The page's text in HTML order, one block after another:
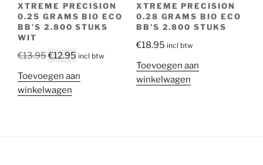
XTREME PRECISION
0.25 GRAMS BIO ECO
BB’S 2.800 STUKS
WIT
€13.95Oorspronkelijke
was:
€13.95.
€12.95 Huidige
is:
incl btw
Toevoegen aan
winkelwagen
XTREME PRECISION
0.28 GRAMS BIO ECO
BB’S 2.800 STUKS
€18.95 incl btw
Toevoegen aan
winkelwagen